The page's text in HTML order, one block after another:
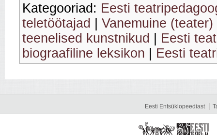
Kategooriad: Eesti
teletöötajad
Vanemuine (teater)
teenelised kunstnikud
Eesti
biograafiline leksikon
Eesti
Eesti Entsüklopeediast